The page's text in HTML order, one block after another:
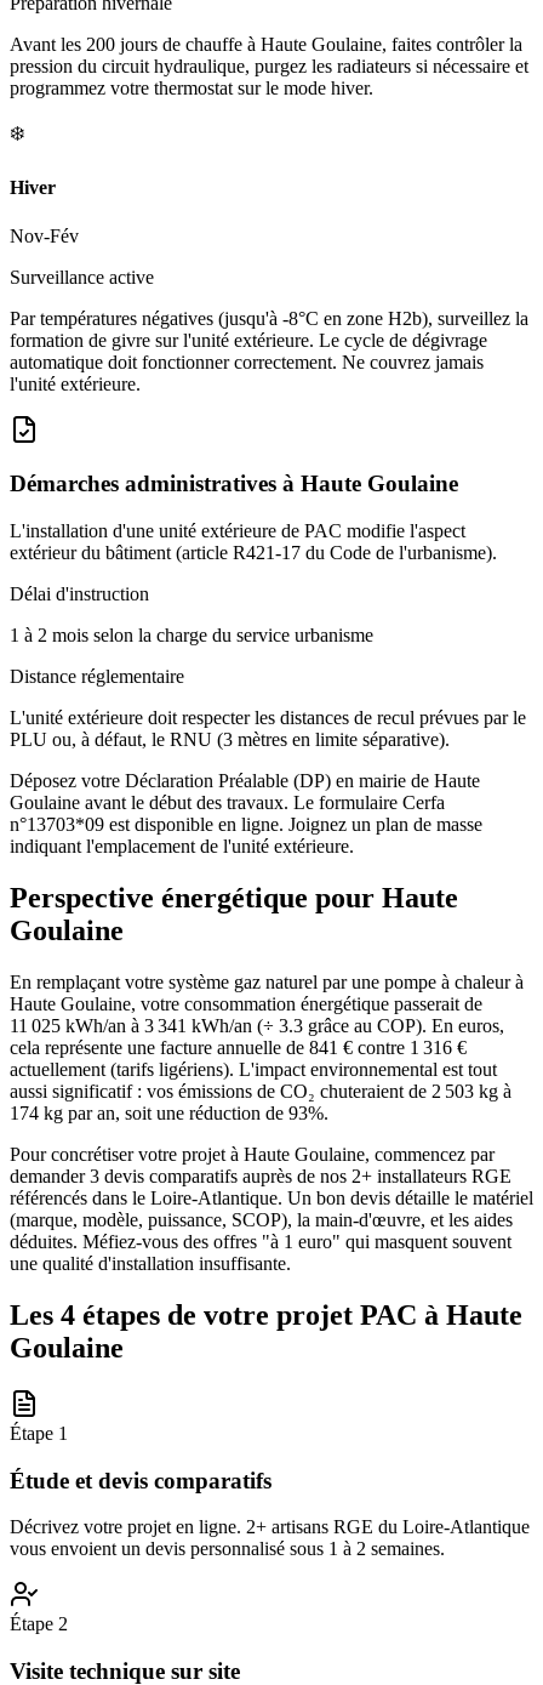
Avant les 200 jours de chauffe à Haute Goulaine, faites contrôler la
pression du circuit hydraulique, purgez les radiateurs si nécessaire et
programmez votre thermostat sur le mode hiver.
❄️
Hiver
Nov-Fév
Surveillance active
Par températures négatives (jusqu'à -8°C en zone H2b), surveillez la
formation de givre sur l'unité extérieure. Le cycle de dégivrage
automatique doit fonctionner correctement. Ne couvrez jamais
l'unité extérieure.
Démarches administratives à Haute Goulaine
L'installation d'une unité extérieure de PAC modifie l'aspect
extérieur du bâtiment (article R421-17 du Code de l'urbanisme).
Délai d'instruction
1 à 2 mois selon la charge du service urbanisme
Distance réglementaire
L'unité extérieure doit respecter les distances de recul prévues par le
PLU ou, à défaut, le RNU (3 mètres en limite séparative).
Déposez votre Déclaration Préalable (DP) en mairie de Haute
Goulaine avant le début des travaux. Le formulaire Cerfa
n°13703*09 est disponible en ligne. Joignez un plan de masse
indiquant l'emplacement de l'unité extérieure.
Perspective énergétique pour Haute
Goulaine
En remplaçant votre système gaz naturel par une pompe à chaleur à
Haute Goulaine, votre consommation énergétique passerait de
11 025 kWh/an à 3 341 kWh/an (÷ 3.3 grâce au COP). En euros,
cela représente une facture annuelle de 841 € contre 1 316 €
actuellement (tarifs ligériens). L'impact environnemental est tout
aussi significatif : vos émissions de CO₂ chuteraient de 2 503 kg à
174 kg par an, soit une réduction de 93%.
Pour concrétiser votre projet à Haute Goulaine, commencez par
demander 3 devis comparatifs auprès de nos 2+ installateurs RGE
référencés dans le Loire-Atlantique. Un bon devis détaille le matériel
(marque, modèle, puissance, SCOP), la main-d'œuvre, et les aides
déduites. Méfiez-vous des offres "à 1 euro" qui masquent souvent
une qualité d'installation insuffisante.
Les 4 étapes de votre projet PAC à Haute
Goulaine
Étape 1
Étude et devis comparatifs
Décrivez votre projet en ligne. 2+ artisans RGE du Loire-Atlantique
vous envoient un devis personnalisé sous 1 à 2 semaines.
Étape 2
Visite technique sur site